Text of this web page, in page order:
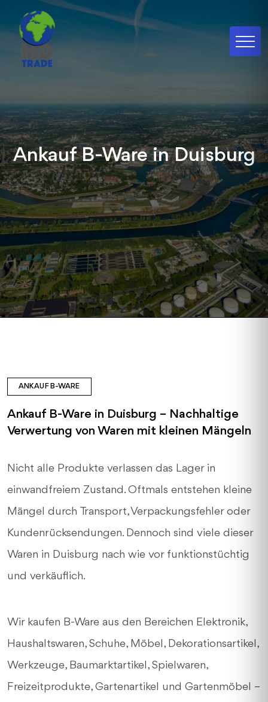
Ankauf B-Ware in Duisburg
Wir kaufen branchenübergreifend Ihre B-Ware
in Duisburg schnell, sicher & unkompliziert.
ANKAUF B-WARE
Ankauf B-Ware in Duisburg – Nachhaltige
Verwertung von Waren mit kleinen Mängeln
Nicht alle Produkte verlassen das Lager in
einwandfreiem Zustand. Oftmals entstehen kleine
Mängel durch Transport, Verpackungsfehler oder
Kundenrücksendungen. Dennoch sind viele dieser
Waren in Duisburg nach wie vor funktionstüchtig
und verkäuflich.
Wir kaufen B-Ware aus den Bereichen Elektronik,
Haushaltswaren, Schuhe, Möbel, Dekorationsartikel,
Werkzeuge, Baumarktartikel, Spielwaren,
Freizeitprodukte, Gartenartikel und Gartenmöbel –